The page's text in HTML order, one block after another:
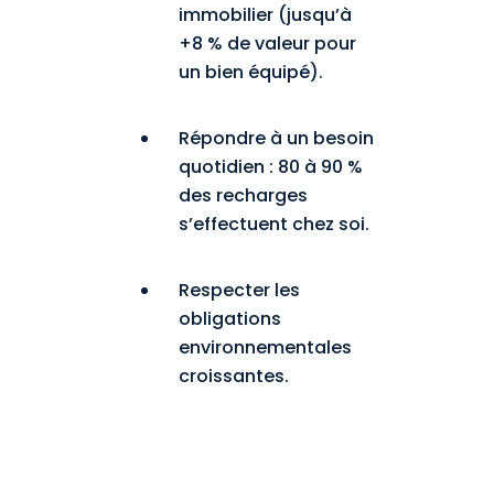
immobilier (jusqu’à
+8 % de valeur pour
un bien équipé).
Répondre à un besoin
quotidien : 80 à 90 %
des recharges
s’effectuent chez soi.
Respecter les
obligations
environnementales
croissantes.